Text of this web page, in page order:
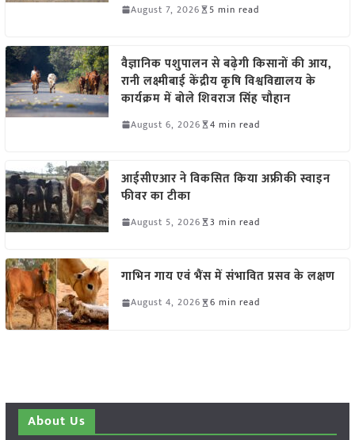
August 7, 2026 5 min read
वैज्ञानिक पशुपालन से बढ़ेगी किसानों की आय,
रानी लक्ष्मीबाई केंद्रीय कृषि विश्वविद्यालय के
कार्यक्रम में बोले शिवराज सिंह चौहान
August 6, 2026 4 min read
आईसीएआर ने विकसित किया अफ्रीकी स्वाइन
फीवर का टीका
August 5, 2026 3 min read
गाभिन गाय एवं भैंस में संभावित प्रसव के लक्षण
August 4, 2026 6 min read
About Us